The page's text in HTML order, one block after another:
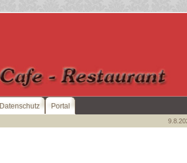
Datenschutz Portal